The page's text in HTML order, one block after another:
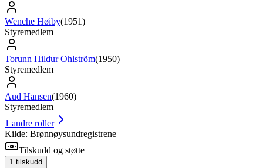
Wenche Høiby(1951)
Styremedlem
Torunn Hildur Ohlström(1950)
Styremedlem
Aud Hansen(1960)
Styremedlem
1 andre roller
Kilde: Brønnøysundregistrene
Tilskudd og støtte
1 tilskudd